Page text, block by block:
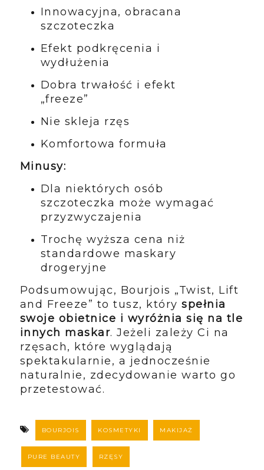
Innowacyjna, obracana
szczoteczka
Efekt podkręcenia i
wydłużenia
Dobra trwałość i efekt
„freeze”
Nie skleja rzęs
Komfortowa formuła
Minusy:
Dla niektórych osób
szczoteczka może wymagać
przyzwyczajenia
Trochę wyższa cena niż
standardowe maskary
drogeryjne
Podsumowując, Bourjois „Twist, Lift
and Freeze” to tusz, któryspełnia
swoje obietnice i wyróżnia się na tle
innych maskar. Jeżeli zależy Ci na
rzęsach, które wyglądają
spektakularnie, a jednocześnie
naturalnie, zdecydowanie warto go
przetestować.
BOURJOIS KOSMETYKI MAKIJAŻ
PURE BEAUTY RZĘSY